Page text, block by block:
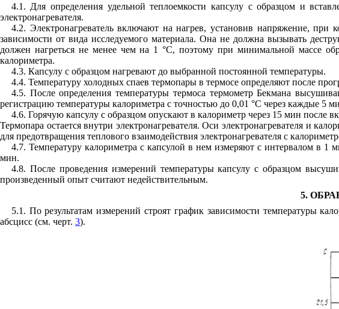
4.1. Для определения удельной теплоемкости капсулу с образцом и
электронагревателя.
4.2. Электронагреватель включают на нагрев, установив напряжение, при
зависимости от вида исследуемого материала. Она не должна вызывать
должен нагреться не менее чем на 1 °С, поэтому при минимальной массе
калориметра.
4.3. Капсулу с образцом нагревают до выбранной постоянной температуры.
4.4. Температуру холодных спаев термопары в термосе определяют после
4.5. После определения температуры термоса термометр Бекмана
регистрацию температуры калориметра с точностью до 0,01 °С через каждые 5
4.6. Горячую капсулу с образцом опускают в калориметр через 15 мин
Термопара остается внутри электронагревателя. Оси электронагревателя и
для предотвращения теплового взаимодействия электронагревателя с
4.7. Температуру калориметра с капсулой в нем измеряют с интервалом в 1
мин.
4.8. После проведения измерений температуры капсулу с образцом
произведенный опыт считают недействительным.
5.
5.1. По результатам измерений строят график зависимости температуры
абсцисс (см. черт. 3).